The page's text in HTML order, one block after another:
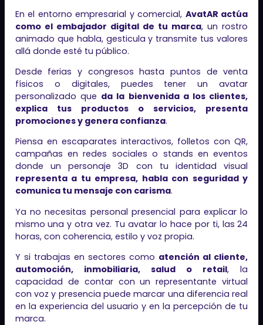
En el entorno empresarial y comercial, AvatAR actúa
como el embajador digital de tu marca, un rostro
animado que habla, gesticula y transmite tus valores
allá donde esté tu público.
Desde ferias y congresos hasta puntos de venta
físicos o digitales, puedes tener un avatar
personalizado que da la bienvenida a los clientes,
explica tus productos o servicios, presenta
promociones y genera confianza.
Piensa en escaparates interactivos, folletos con QR,
campañas en redes sociales o stands en eventos
donde un personaje 3D con tu identidad visual
representa a tu empresa, habla con seguridad y
comunica tu mensaje con carisma.
Ya no necesitas personal presencial para explicar lo
mismo una y otra vez. Tu avatar lo hace por ti, las 24
horas, con coherencia, estilo y voz propia.
Y si trabajas en sectores como atención al cliente,
automoción, inmobiliaria, salud o retail, la
capacidad de contar con un representante virtual
con voz y presencia puede marcar una diferencia real
en la experiencia del usuario y en la percepción de tu
marca.